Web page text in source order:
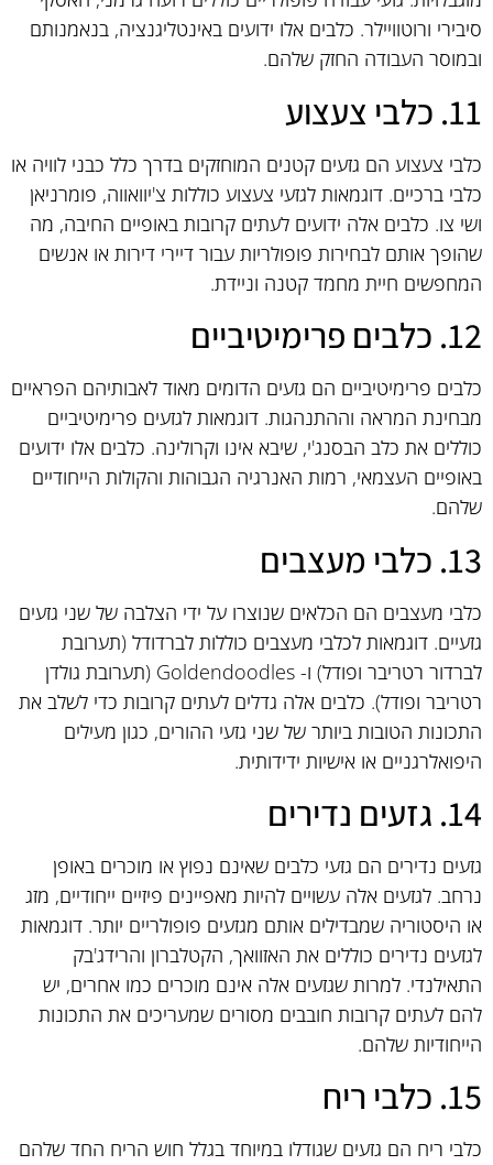
סיבירי ורוטוויילר. כלבים אלו ידועים באינטליגנציה, בנאמנותם
ובמוסר העבודה החזק שלהם.
11. כלבי צעצוע
כלבי צעצוע הם גזעים קטנים המוחזקים בדרך כלל כבני לוויה או
כלבי ברכיים. דוגמאות לגזעי צעצוע כוללות צ'יוואווה, פומרניאן
ושי צו. כלבים אלה ידועים לעתים קרובות באופיים החיבה, מה
שהופך אותם לבחירות פופולריות עבור דיירי דירות או אנשים
המחפשים חיית מחמד קטנה וניידת.
12. כלבים פרימיטיביים
כלבים פרימיטיביים הם גזעים הדומים מאוד לאבותיהם הפראיים
מבחינת המראה וההתנהגות. דוגמאות לגזעים פרימיטיביים
כוללים את כלב הבסנג'י, שיבא אינו וקרולינה. כלבים אלו ידועים
באופיים העצמאי, רמות האנרגיה הגבוהות והקולות הייחודיים
שלהם.
13. כלבי מעצבים
כלבי מעצבים הם הכלאים שנוצרו על ידי הצלבה של שני גזעים
גזעיים. דוגמאות לכלבי מעצבים כוללות לברדודל (תערובת
לברדור רטריבר ופודל) ו- Goldendoodles (תערובת גולדן
רטריבר ופודל). כלבים אלה גדלים לעתים קרובות כדי לשלב את
התכונות הטובות ביותר של שני גזעי ההורים, כגון מעילים
היפואלרגניים או אישיות ידידותית.
14. גזעים נדירים
גזעים נדירים הם גזעי כלבים שאינם נפוץ או מוכרים באופן
נרחב. לגזעים אלה עשויים להיות מאפיינים פיזיים ייחודיים, מזג
או היסטוריה שמבדילים אותם מגזעים פופולריים יותר. דוגמאות
לגזעים נדירים כוללים את האזוואך, הקטלברון והרידג'בק
התאילנדי. למרות שגזעים אלה אינם מוכרים כמו אחרים, יש
להם לעתים קרובות חובבים מסורים שמעריכים את התכונות
הייחודיות שלהם.
15. כלבי ריח
כלבי ריח הם גזעים שגודלו במיוחד בגלל חוש הריח החד שלהם